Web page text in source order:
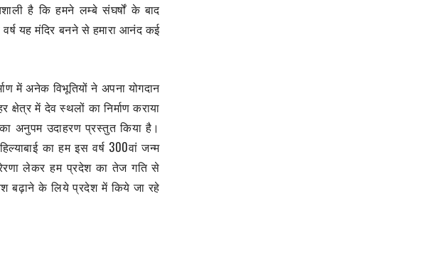
है कि हमने लम्बे संघर्षों के बाद
वर्ष यह मंदिर बनने से हमारा आनंद कई
में अनेक विभूतियों ने अपना योगदान
में देव स्थलों का निर्माण कराया
अनुपम उदाहरण प्रस्तुत किया है।
का हम इस वर्ष 300वां जन्म
लेकर हम प्रदेश का तेज गति से
बढ़ाने के लिये प्रदेश में किये जा रहे